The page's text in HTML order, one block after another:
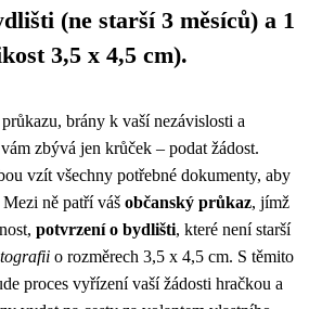
(ne starší 3 měsíců) a 1
3,5 x 4,5 cm).
brány k vaší nezávislosti a
zbývá jen krůček – podat žádost.
vzít všechny potřebné dokumenty, aby
ně patří váš občanský průkaz, jímž
potvrzení o bydlišti, které není starší
o rozměrech 3,5 x 4,5 cm. S těmito
proces vyřízení vaší žádosti hračkou a